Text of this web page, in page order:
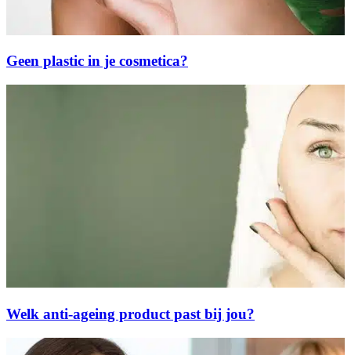
Geen plastic in je cosmetica?
Welk anti-ageing product past bij jou?